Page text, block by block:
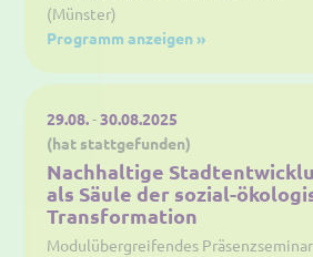
(Münster)
Programm anzeigen »
29.08.-30.08.2025
(hat stattgefunden)
Nachhaltige
als Säule der sozial-
Transformation
Modulübergreifendes Präsenzseminar